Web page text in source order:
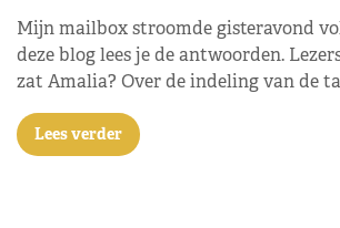
Mijn mailbox stroomde gisteravond
deze blog lees je de antwoorden.
zat Amalia? Over de indeling van de
Lees verder